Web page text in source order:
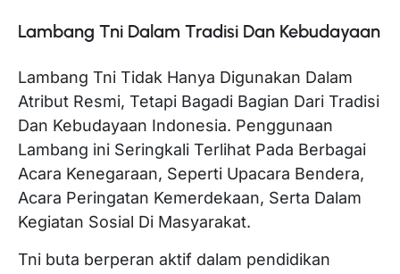
Lambang Tni Dalam Tradisi Dan Kebudayaan
Lambang Tni Tidak Hanya Digunakan Dalam
Atribut Resmi, Tetapi Bagadi Bagian Dari Tradisi
Dan Kebudayaan Indonesia. Penggunaan
Lambang ini Seringkali Terlihat Pada Berbagai
Acara Kenegaraan, Seperti Upacara Bendera,
Acara Peringatan Kemerdekaan, Serta Dalam
Kegiatan Sosial Di Masyarakat.
Tni buta berperan aktif dalam pendidikan